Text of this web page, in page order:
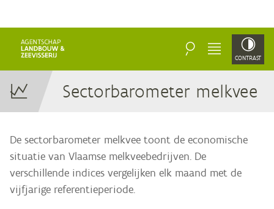
ZOEKEN MENU CONTRAST
Sec­tor­ba­ro­me­ter melkvee
De sectorbarometer melkvee toont de economische
situatie van Vlaamse melkveebedrijven. De
verschillende indices vergelijken elk maand met de
vijfjarige referentieperiode.